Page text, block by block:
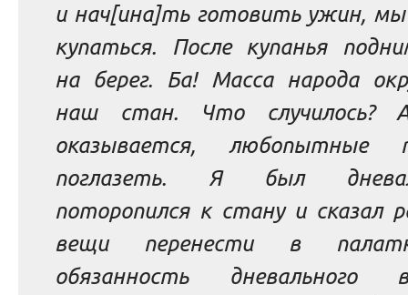
и нач[ина]ть готовить ужин,
купаться. После купанья
на берег. Ба! Масса народа
наш стан. Что случилось?
оказывается, любопытные
поглазеть. Я был
поторопился к стану и сказал
вещи перенести в
обязанность дневального